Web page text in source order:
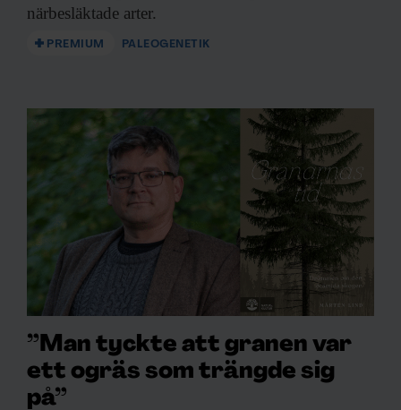
närbesläktade arter.
PREMIUM PALEOGENETIK
”Man tyckte att granen var
ett ogräs som trängde sig
på”